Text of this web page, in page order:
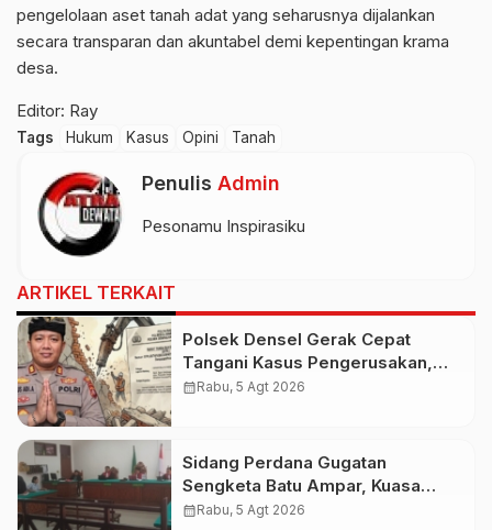
pengelolaan aset tanah adat yang seharusnya dijalankan
secara transparan dan akuntabel demi kepentingan krama
desa.
Editor: Ray
Tags Hukum Kasus Opini Tanah
Penulis Admin
Pesonamu Inspirasiku
ARTIKEL TERKAIT
Polsek Densel Gerak Cepat
Tangani Kasus Pengerusakan,
Kapolsek: Kami Sudah Koordinasi
calendar_monthRabu, 5 Agt 2026
Sidang Perdana Gugatan
Sengketa Batu Ampar, Kuasa
Hukum Sebut Tak Ikut Tergugat di
calendar_monthRabu, 5 Agt 2026